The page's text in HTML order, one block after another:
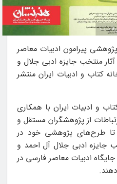
پیرامون ادبیات معاصر
منتخب جایزه ادبی جلال و
کتاب و ادبیات ایران منتشر
و ادبیات ایران با همکاری
از پژوهشگران مستقل و
تا طرح‌های پژوهشی خود در
جایزه ادبی جلال آل احمد و
ادبیات معاصر فارسی در